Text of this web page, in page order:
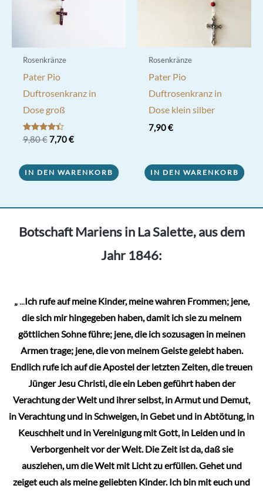
Rosenkränze
Pater Pio
Duftrosenkranz in
Dose groß
Bewertet
mit
9,80€ Ursprünglicher
9,80 €
7,70€Aktueller
7,70 €.
IN DEN WARENKORB
Rosenkränze
Pater Pio
Duftrosenkranz in
Dose klein silber
7,90€
IN DEN WARENKORB
Botschaft Mariens in La Salette, aus dem
Jahr 1846:
„... Ich rufe auf meine Kinder, meine wahren Frommen; jene,
die sich mir hingegeben haben, damit ich sie zu meinem
göttlichen Sohne führe; jene, die ich sozusagen in meinen
Armen trage; jene, die von meinem Geiste gelebt haben.
Endlich rufe ich auf die Apostel der letzten Zeiten, die treuen
Jünger Jesu Christi, die ein Leben geführt haben der
Verachtung der Welt und ihrer selbst, in Armut und Demut,
in Verachtung und in Schweigen, in Gebet und in Abtötung, in
Keuschheit und in Vereinigung mit Gott, in Leiden und in
Verborgenheit vor der Welt. Die Zeit ist da, daß sie
ausziehen, um die Welt mit Licht zu erfüllen. Gehet und
zeiget euch als meine geliebten Kinder. Ich bin mit euch und